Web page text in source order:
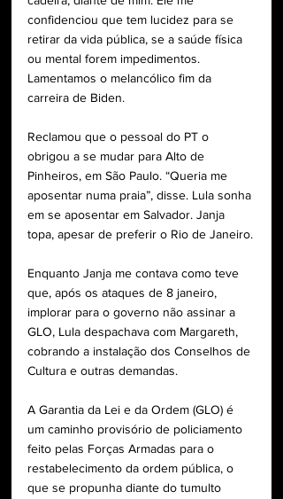
confidenciou que tem lucidez para se
retirar da vida pública, se a saúde física
ou mental forem impedimentos.
Lamentamos o melancólico fim da
carreira de Biden.
Reclamou que o pessoal do PT o
obrigou a se mudar para Alto de
Pinheiros, em São Paulo. “Queria me
aposentar numa praia”, disse. Lula sonha
em se aposentar em Salvador. Janja
topa, apesar de preferir o Rio de Janeiro.
Enquanto Janja me contava como teve
que, após os ataques de 8 janeiro,
implorar para o governo não assinar a
GLO, Lula despachava com Margareth,
cobrando a instalação dos Conselhos de
Cultura e outras demandas.
A Garantia da Lei e da Ordem (GLO) é
um caminho provisório de policiamento
feito pelas Forças Armadas para o
restabelecimento da ordem pública, o
que se propunha diante do tumulto